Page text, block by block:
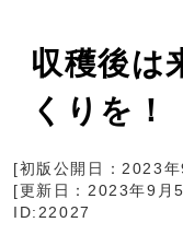
収穫後は
くりを！
[初版公開日：2023年
[更新日： 2023年9月
ID:22027